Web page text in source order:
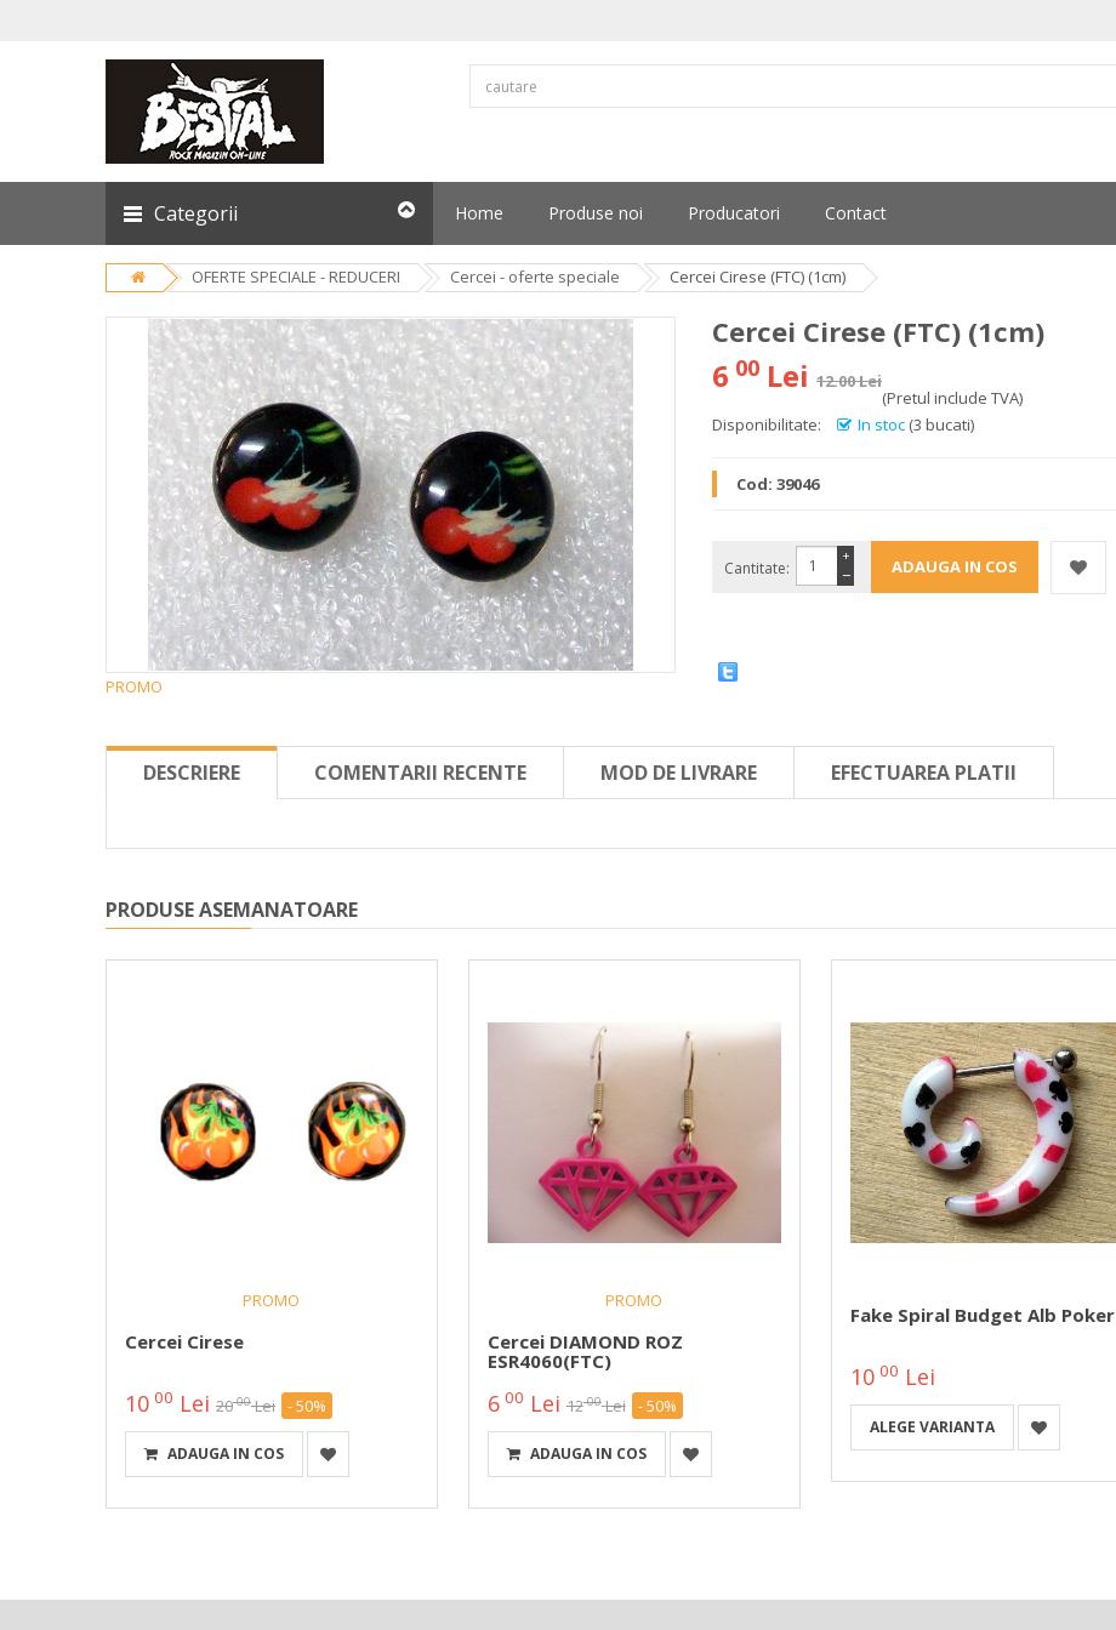
Categorii Home Produse noi Producatori Contact
OFERTE SPECIALE - REDUCERI Cercei - oferte speciale Cercei Cirese (FTC) (1cm)
PROMO
Cercei Cirese (FTC) (1cm)
6 00 Lei 12.00 Lei
(Pretul include TVA)
Disponibilitate:
In stoc (3 bucati)
Cod: 39046
Cantitate: −
+
DESCRIERE COMENTARII RECENTE MOD DE LIVRARE EFECTUAREA PLATII
PRODUSE ASEMANATOARE
PROMO
Cercei Cirese
10 00 Lei 2000 Lei - 50%
ADAUGA IN COS
PROMO
Cercei DIAMOND ROZ
ESR4060(FTC)
6 00 Lei 1200 Lei - 50%
ADAUGA IN COS
Fake Spiral Budget Alb Poker
1000 Lei
ALEGE VARIANTA